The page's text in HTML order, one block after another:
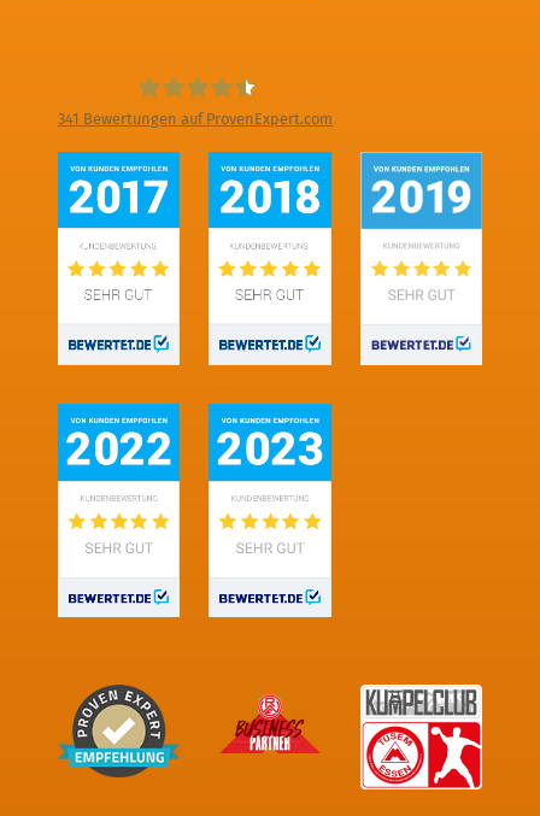
Digitale Fotografien - Foto und Film
Produktion
341 Bewertungen auf ProvenExpert.com